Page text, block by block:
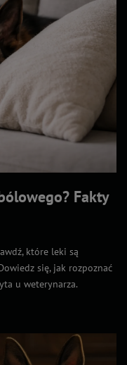
Fakty
które leki są
się, jak rozpoznać
u weterynarza.